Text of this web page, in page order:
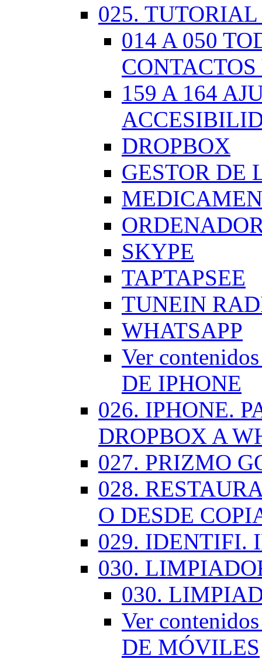
025.
014 A 050
159 A 164
DROPBOX
GESTOR DE
SKYPE
TAPTAPSEE
TUNEIN
WHATSAPP
Ver
DE IPHONE
026. IPHONE.
DROPBOX A
027. PRIZMO
028.
O DESDE
029. IDENTIFI.
030.
030.
Ver
DE MÓVILES